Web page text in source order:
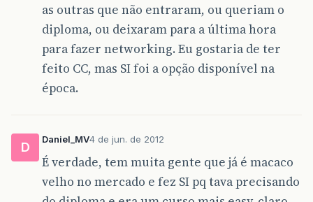
as outras que não entraram, ou queriam o
diploma, ou deixaram para a última hora
para fazer networking. Eu gostaria de ter
feito CC, mas SI foi a opção disponível na
época.
D
Daniel_MV4 de jun. de 2012
É verdade, tem muita gente que já é macaco
velho no mercado e fez SI pq tava precisando